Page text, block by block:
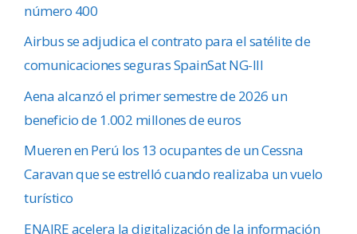
número 400
Airbus se adjudica el contrato para el satélite de
comunicaciones seguras SpainSat NG-III
Aena alcanzó el primer semestre de 2026 un
beneficio de 1.002 millones de euros
Mueren en Perú los 13 ocupantes de un Cessna
Caravan que se estrelló cuando realizaba un vuelo
turístico
ENAIRE acelera la digitalización de la información